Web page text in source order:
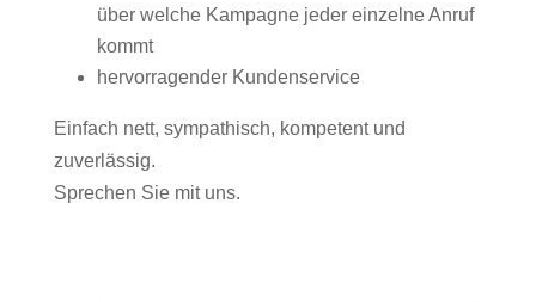
über welche Kampagne jeder einzelne Anruf
kommt
hervorragender Kundenservice
Einfach nett, sympathisch, kompetent und
zuverlässig.
Sprechen Sie mit uns.